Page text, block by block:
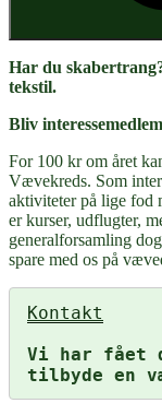
Har du
tekstil.
Bliv interessemedlem
For 100 kr om året
Vævekreds. Som
aktiviteter på lige fod
er kurser, udflugter,
generalforsamling
spare med os på
Kontakt
Vi har fået
tilbyde en